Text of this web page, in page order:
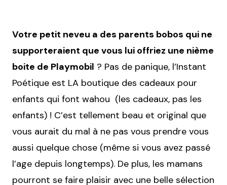
Votre petit neveu a des parents bobos qui ne
supporteraient que vous lui offriez une nième
boite de Playmobil ? Pas de panique, l’Instant
Poétique est LA boutique des cadeaux pour
enfants qui font wahou (les cadeaux, pas les
enfants) ! C’est tellement beau et original que
vous aurait du mal à ne pas vous prendre vous
aussi quelque chose (même si vous avez passé
l’age depuis longtemps). De plus, les mamans
pourront se faire plaisir avec une belle sélection